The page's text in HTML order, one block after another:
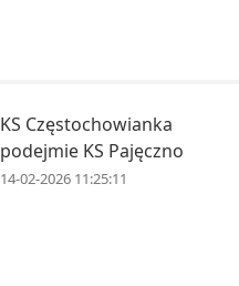
KS Częstochowianka
podejmie KS Pajęczno
14-02-2026 11:25:11